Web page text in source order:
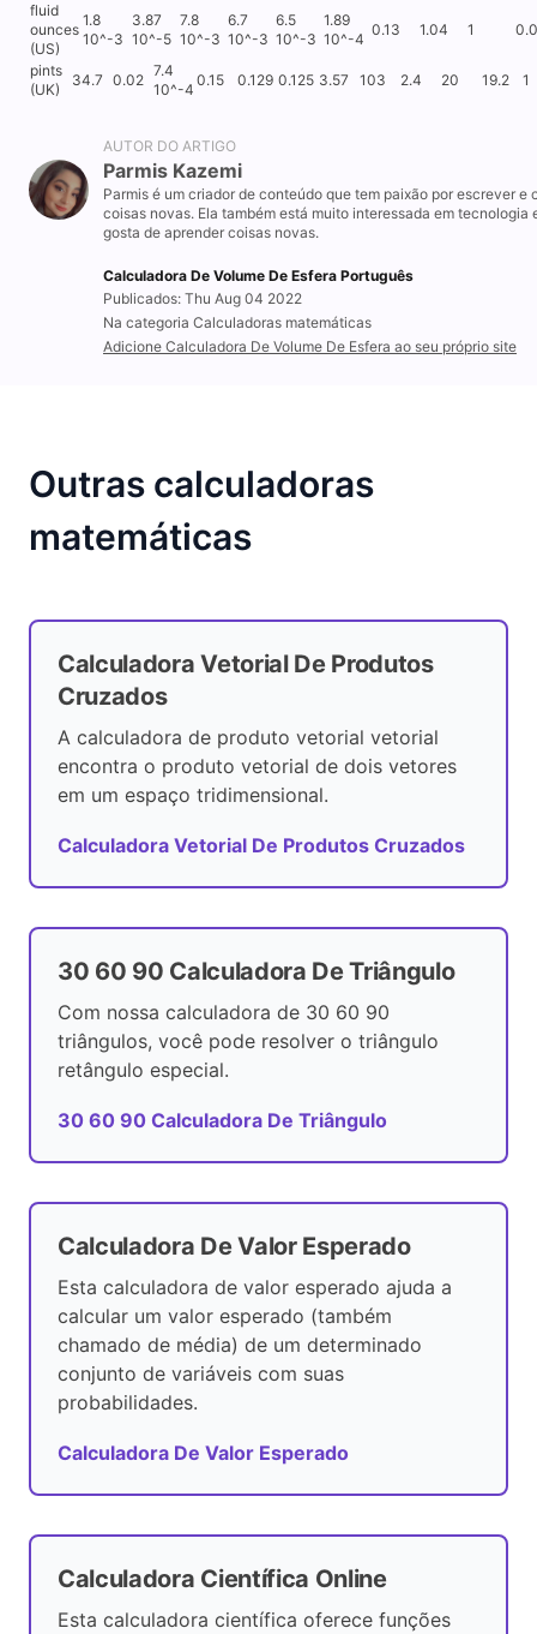
fluid
ounces
(US)
1.8
10^-3
3.87
10^-5
7.8
10^-3
6.7
10^-3
6.5
10^-3
1.89
10^-4
0.13 1.04 1
pints
(UK)
34.7 0.02
7.4
10^-4
0.15 0.129 0.125 3.57 103 2.4 20 19.2 1
AUTOR DO ARTIGO
Parmis Kazemi
Parmis é um criador de conteúdo que tem paixão por escrever e
coisas novas. Ela também está muito interessada em tecnologia
gosta de aprender coisas novas.
Calculadora De Volume De Esfera Português
Publicados: Thu Aug 04 2022
Na categoria Calculadoras matemáticas
Adicione Calculadora De Volume De Esfera ao seu próprio site
Outras calculadoras
matemáticas
Calculadora Vetorial De Produtos
Cruzados
A calculadora de produto vetorial vetorial
encontra o produto vetorial de dois vetores
em um espaço tridimensional.
Calculadora Vetorial De Produtos Cruzados
30 60 90 Calculadora De Triângulo
Com nossa calculadora de 30 60 90
triângulos, você pode resolver o triângulo
retângulo especial.
30 60 90 Calculadora De Triângulo
Calculadora De Valor Esperado
Esta calculadora de valor esperado ajuda a
calcular um valor esperado (também
chamado de média) de um determinado
conjunto de variáveis ​​com suas
probabilidades.
Calculadora De Valor Esperado
Calculadora Científica Online
Esta calculadora científica oferece funções